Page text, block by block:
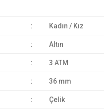
: Kadın / Kız
: Altın
: 3 ATM
: 36 mm
: Çelik